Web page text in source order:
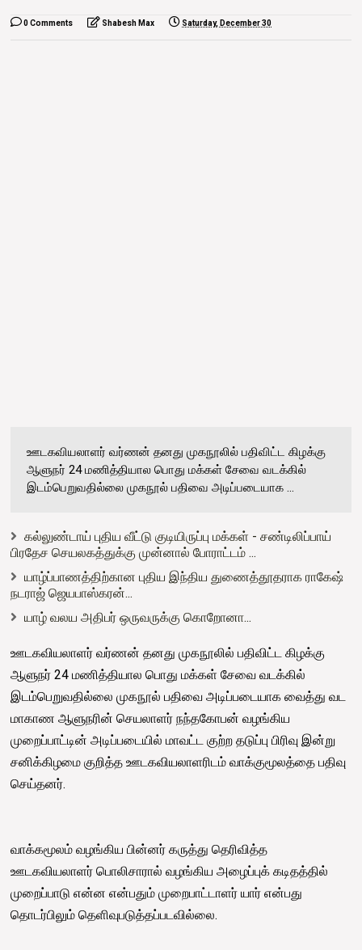
0 Comments Shabesh Max Saturday, December 30
ஊடகவியலாளர் வர்ணன் தனது முகநூலில் பதிவிட்ட கிழக்கு
ஆளுநர் 24 மணித்தியால பொது மக்கள் சேவை வடக்கில்
இடம்பெறுவதில்லை முகநூல் பதிவை அடிப்படையாக ...
கல்லுண்டாய் புதிய வீட்டு குடியிருப்பு மக்கள் - சண்டிலிப்பாய்
பிரதேச செயலகத்துக்கு முன்னால் போராட்டம் ...
யாழ்ப்பாணத்திற்கான புதிய இந்திய துணைத்தூதராக ராகேஷ்
நடராஜ் ஜெயபாஸ்கரன்...
யாழ் வலய அதிபர் ஒருவருக்கு கொறோனா...
ஊடகவியலாளர் வர்ணன் தனது முகநூலில் பதிவிட்ட கிழக்கு
ஆளுநர் 24 மணித்தியால பொது மக்கள் சேவை வடக்கில்
இடம்பெறுவதில்லை முகநூல் பதிவை அடிப்படையாக வைத்து வட
மாகாண ஆளுநரின் செயலாளர் நந்தகோபன் வழங்கிய
முறைப்பாட்டின் அடிப்படையில் மாவட்ட குற்ற தடுப்பு பிரிவு இன்று
சனிக்கிழமை குறித்த ஊடகவியலாளரிடம் வாக்குமூலத்தை பதிவு
செய்தனர்.
வாக்கமூலம் வழங்கிய பின்னர் கருத்து தெரிவித்த
ஊடகவியலாளர் பொலிசாரால் வழங்கிய அழைப்புக் கடிதத்தில்
முறைப்பாடு என்ன என்பதும் முறைபாட்டாளர் யார் என்பது
தொடர்பிலும் தெளிவுபடுத்தப்படவில்லை.